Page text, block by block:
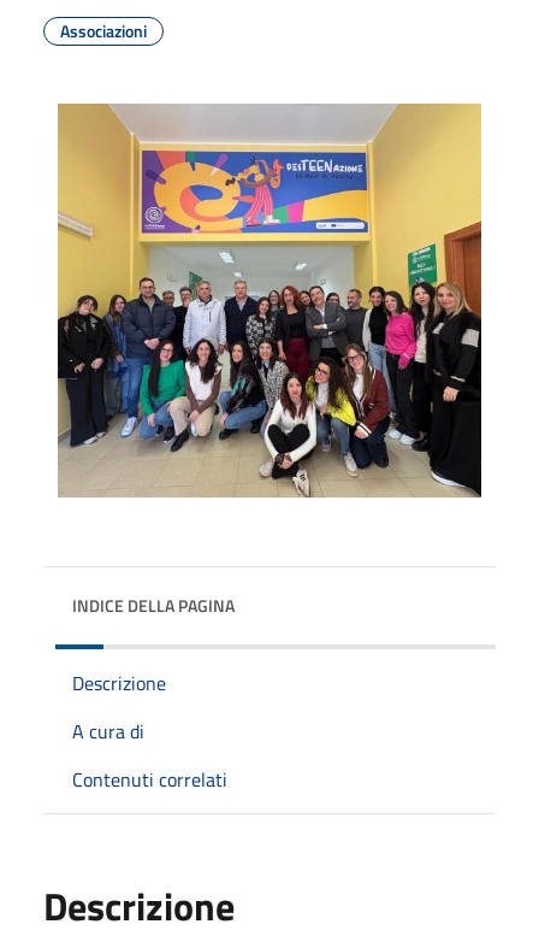
Associazioni
INDICE DELLA PAGINA
Descrizione
A cura di
Contenuti correlati
Descrizione